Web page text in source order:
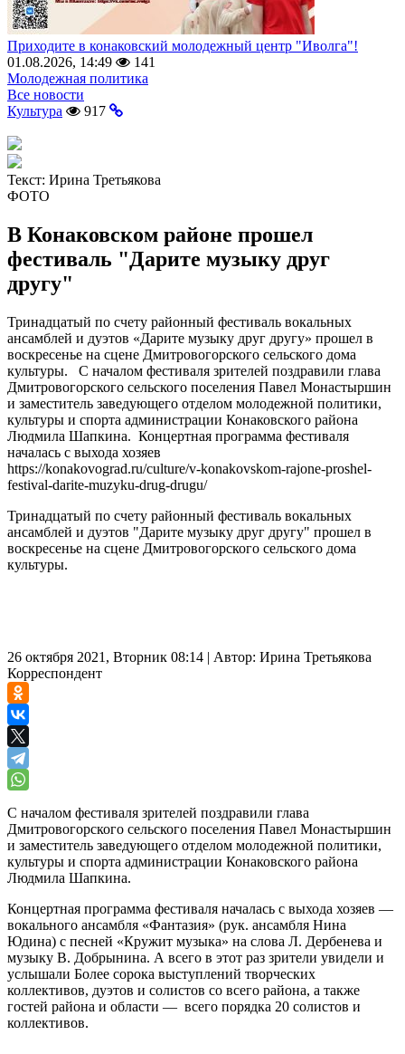
Приходите в конаковский молодежный центр "Иволга"!
01.08.2026, 14:49
141
Молодежная политика
Все новости
Культура
917
Текст: Ирина Третьякова
ФОТО
В Конаковском районе прошел
фестиваль "Дарите музыку друг
другу"
Тринадцатый по счету районный фестиваль вокальных
ансамблей и дуэтов «Дарите музыку друг другу» прошел в
воскресенье на сцене Дмитровогорского сельского дома
культуры. С началом фестиваля зрителей поздравили глава
Дмитровогорского сельского поселения Павел Монастыршин
и заместитель заведующего отделом молодежной политики,
культуры и спорта администрации Конаковского района
Людмила Шапкина. Концертная программа фестиваля
началась с выхода хозяев
https://konakovograd.ru/culture/v-konakovskom-rajone-proshel-
festival-darite-muzyku-drug-drugu/
Тринадцатый по счету районный фестиваль вокальных
ансамблей и дуэтов "Дарите музыку друг другу" прошел в
воскресенье на сцене Дмитровогорского сельского дома
культуры.
26 октября 2021, Вторник 08:14 | Автор: Ирина Третьякова
Корреспондент
С началом фестиваля зрителей поздравили глава
Дмитровогорского сельского поселения Павел Монастыршин
и заместитель заведующего отделом молодежной политики,
культуры и спорта администрации Конаковского района
Людмила Шапкина.
Концертная программа фестиваля началась с выхода хозяев —
вокального ансамбля «Фантазия» (рук. ансамбля Нина
Юдина) с песней «Кружит музыка» на слова Л. Дербенева и
музыку В. Добрынина. А всего в этот раз зрители увидели и
услышали Более сорока выступлений творческих
коллективов, дуэтов и солистов со всего района, а также
гостей района и области — всего порядка 20 солистов и
коллективов.